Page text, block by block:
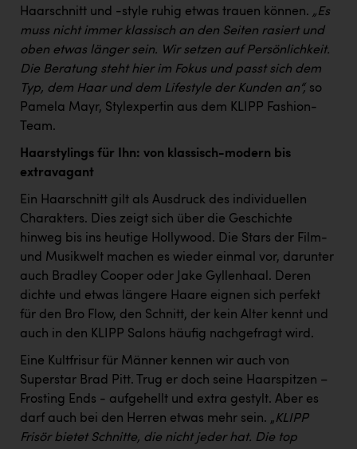
Schwingshandl - automation technology gmbh
Seher + Partner
Smurfit Westrock Nettingsdorf
TCL
TGW Logistics
TRAILOMAT & Cycling Austria
Vier Diamanten
Vorlagenportal
Wir besiegen Krebs
Wirtschaftskammer OÖ
ZGONC
ZULuft - Zukunft Luft Austria
z.l.ö.
Österreichisches Hebammengremium
Haarschnitt und -style ruhig etwas trauen können. „Es
muss nicht immer klassisch an den Seiten rasiert und
oben etwas länger sein. Wir setzen auf Persönlichkeit.
Die Beratung steht hier im Fokus und passt sich dem
Typ, dem Haar und dem Lifestyle der Kunden an“, so
Pamela Mayr, Stylexpertin aus dem KLIPP Fashion-
Team.
Haarstylings für Ihn: von klassisch-modern bis
extravagant
Ein Haarschnitt gilt als Ausdruck des individuellen
Charakters. Dies zeigt sich über die Geschichte
hinweg bis ins heutige Hollywood. Die Stars der Film-
und Musikwelt machen es wieder einmal vor, darunter
auch Bradley Cooper oder Jake Gyllenhaal. Deren
dichte und etwas längere Haare eignen sich perfekt
für den Bro Flow, den Schnitt, der kein Alter kennt und
auch in den KLIPP Salons häufig nachgefragt wird.
Eine Kultfrisur für Männer kennen wir auch von
Superstar Brad Pitt. Trug er doch seine Haarspitzen –
Frosting Ends - aufgehellt und extra gestylt. Aber es
darf auch bei den Herren etwas mehr sein. „KLIPP
Frisör bietet Schnitte, die nicht jeder hat. Die top